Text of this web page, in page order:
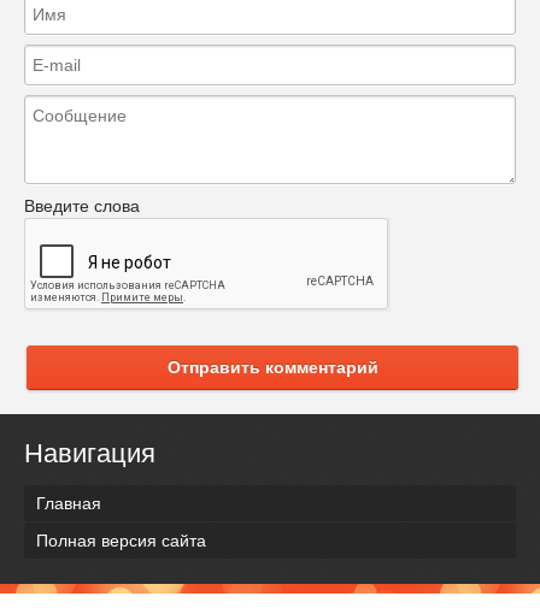
Введите слова
Отправить комментарий
Навигация
Главная
Полная версия сайта